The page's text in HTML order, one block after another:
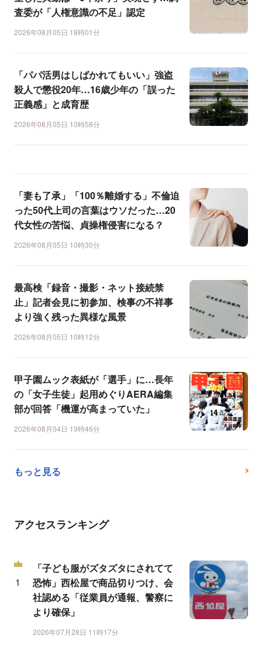
査委が「人権意識の不足」認定
2026年08月05日 18時01分
「パパ活男はしばかれてもいい」強盗
殺人で懲役20年…16歳少年の「誤った
正義感」と成育歴
2026年08月05日 10時58分
「妻も了承」「100％離婚する」不倫迫
った50代上司の言葉はウソだった…20
代女性の苦悩、貞操権侵害になる？
2026年08月05日 10時30分
最高検「録音・撮影・ネット接続禁
止」記者会見に初参加、検事の不祥事
より強く残った異様な風景
2026年08月05日 10時12分
甲子園ムック表紙が「選手」に…長年
の「女子生徒」起用めぐりAERA編集
部が回答「機運が高まっていた」
2026年08月04日 19時46分
もっと見る
アクセスランキング
「子ども服がズタズタにされてて
恐怖」西松屋で商品切りつけ、会
社認める「従業員が通報、警察に
より確保」
2026年07月28日 11時17分